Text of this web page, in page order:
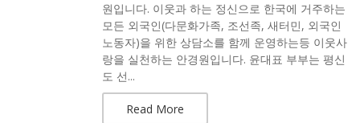
원입니다. 이웃과 하는 정신으로 한국에 거주하는
모든 외국인(다문화가족, 조선족, 새터민, 외국인
노동자)을 위한 상담소를 함께 운영하는등 이웃사
랑을 실천하는 안경원입니다. ​윤대표 부부는 평신
도 선...
Read More